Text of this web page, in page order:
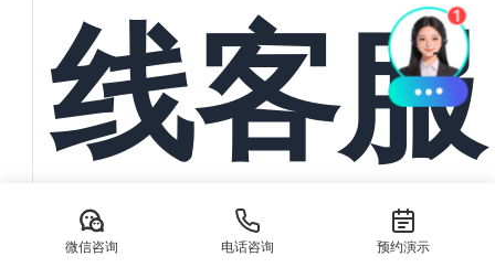
动导入
线客
AI在线客服系统：本地生活服务离不开抖音/美团私信承接 在数
生活服务商家正面临前所未有的流量竞争压力。无论是餐饮、美
务，消费...
微信咨询 电话咨询 预约演示